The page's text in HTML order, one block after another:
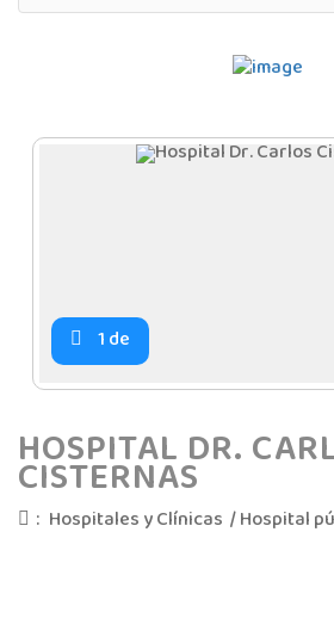
1de
HOSPITAL DR.
CISTERNAS
: Hospitales y Clínicas /Hospital